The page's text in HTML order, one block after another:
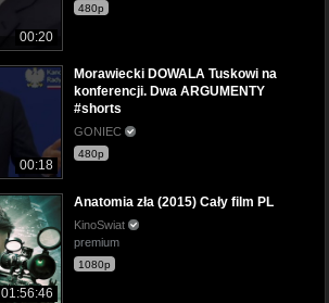
00:20
480p
00:18
Morawiecki DOWALA Tuskowi na
konferencji. Dwa ARGUMENTY
#shorts
GONIEC
480p
01:56:46
Anatomia zła (2015) Cały film PL
KinoSwiat
premium
1080p